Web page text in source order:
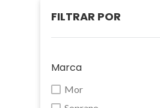
Marca
Mor